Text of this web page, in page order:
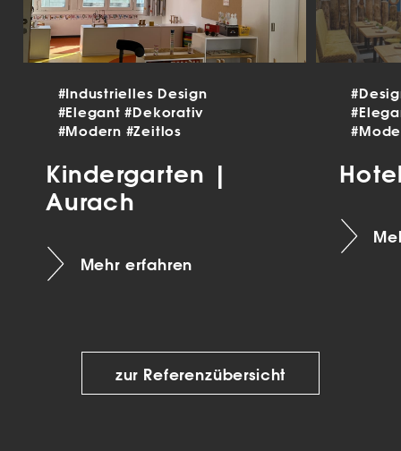
#Industrielles Design
#Elegant#Dekorativ
#Modern #Zeitlos
Kindergarten |
Aurach
Mehr erfahren
zur Referenzübersicht